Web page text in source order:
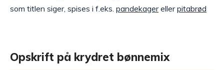
som titlen siger, spises i f.eks. pandekagerellerpitabrød
Opskrift på krydret bønnemix